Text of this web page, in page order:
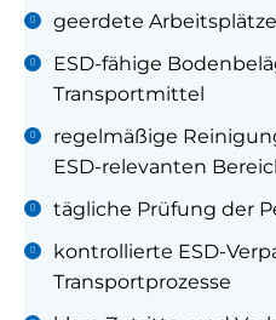
geerdete
ESD-fähige
Transportmittel
regelmäßige
ESD-relevanten
tägliche Prüfung der
kontrollierte ESD-
Transportprozesse